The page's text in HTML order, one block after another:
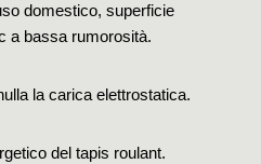
domestico, superficie
a bassa rumorosità.
la carica elettrostatica.
del tapis roulant.